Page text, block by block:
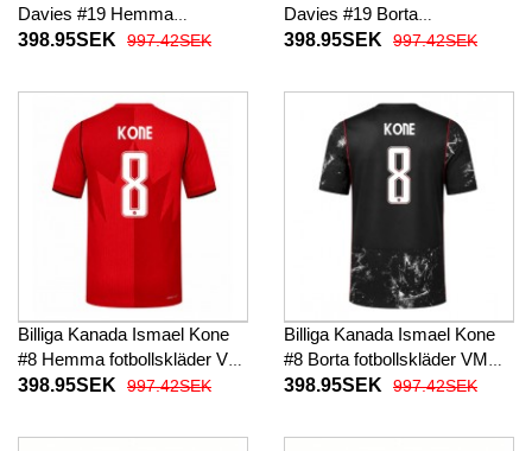
Davies #19 Hemma
fotbollskläder VM 2026
398.95SEK 997.42SEK
Davies #19 Borta
fotbollskläder VM 2026
398.95SEK 997.42SEK
Billiga Kanada Ismael Kone
#8 Hemma fotbollskläder VM
2026 Kortärmad
398.95SEK 997.42SEK
Billiga Kanada Ismael Kone
#8 Borta fotbollskläder VM
2026 Kortärmad
398.95SEK 997.42SEK